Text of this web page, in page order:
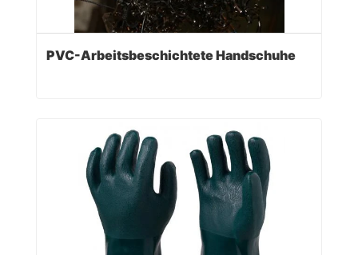
PVC-Arbeitsbeschichtete Handschuhe